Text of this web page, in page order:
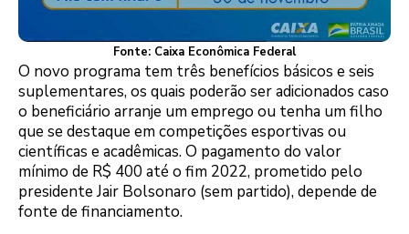
Fonte: Caixa Econômica Federal
O novo programa tem três benefícios básicos e seis
suplementares, os quais poderão ser adicionados caso
o beneficiário arranje um emprego ou tenha um filho
que se destaque em competições esportivas ou
científicas e acadêmicas. O pagamento do valor
mínimo de R$ 400 até o fim 2022, prometido pelo
presidente Jair Bolsonaro (sem partido), depende de
fonte de financiamento.